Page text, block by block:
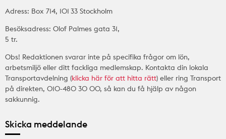
Adress: Box 714, 101 33 Stockholm
Besöksadress: Olof Palmes gata 31,
5 tr.
Obs! Redaktionen svarar inte på specifika frågor om lön,
arbetsmiljö eller ditt fackliga medlemskap. Kontakta din lokala
Transportavdelning (klicka här för att hitta rätt) eller ring Transport
på direkten, 010-480 30 00, så kan du få hjälp av någon
sakkunnig.
Skicka meddelande